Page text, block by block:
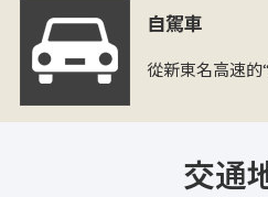
自駕車
從新東名高速的
交通